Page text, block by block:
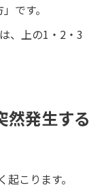
です。
、上の1・2・3
然発生する
こります。